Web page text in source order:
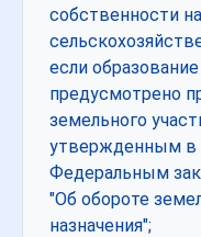
собственности
если
предусмотрено
земельного
утвержденным в
Федеральным
"Об обороте
назначения";